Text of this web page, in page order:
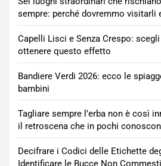
sempre: perché dovremmo visitarli
Capelli Lisci e Senza Crespo:
ottenere questo effetto
Bandiere Verdi 2026: ecco le
bambini
Tagliare sempre l’erba non è così
il retroscena che in pochi
Decifrare i Codici delle Etichette
Identificare le Bucce Non